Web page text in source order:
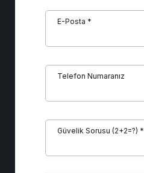
E-Posta *
Telefon Numaranız
Güvelik Sorusu (2+2=?) *